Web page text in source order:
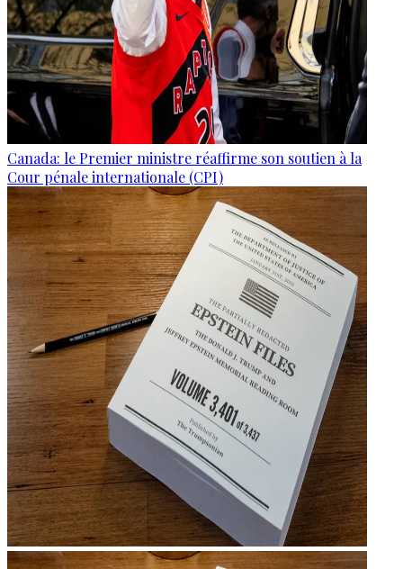
Canada: le Premier ministre réaffirme son soutien à la
Cour pénale internationale (CPI)